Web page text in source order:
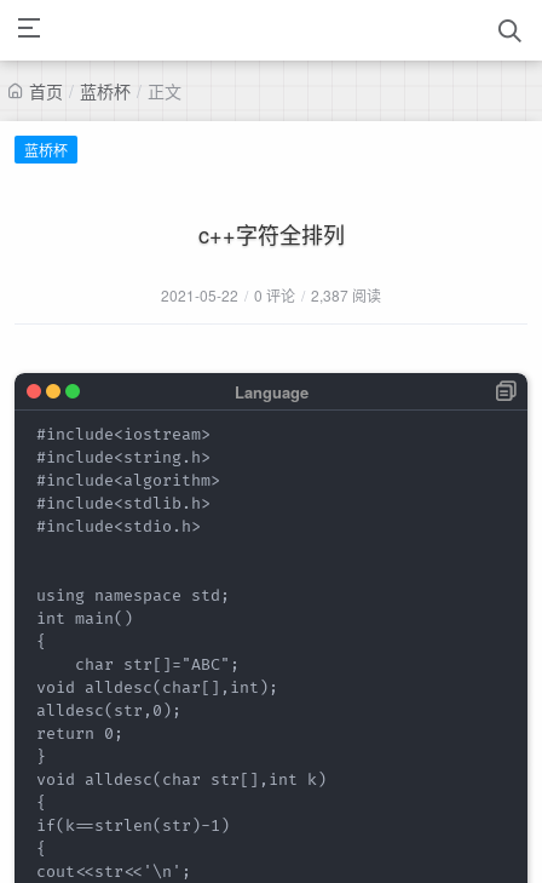
首页 / 蓝桥杯 / 正文
蓝桥杯
c++字符全排列
2021-05-22 / 0 评论 / 2,387 阅读
#include<iostream>
#include<string.h>
#include<algorithm>
#include<stdlib.h>
#include<stdio.h>
using namespace std;
int main()
{
    char str[]="ABC";
void alldesc(char[],int);
alldesc(str,0);
return 0;
}
void alldesc(char str[],int k)
{
if(k==strlen(str)-1)
{
cout<<str<<'\n';